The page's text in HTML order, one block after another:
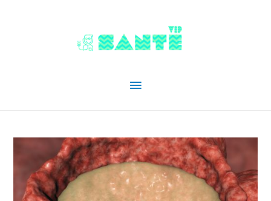
Menu